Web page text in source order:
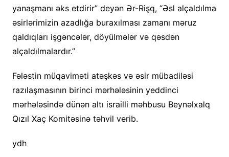
yanaşmanı əks etdirir” deyən Ər-Rişq, “Əsl alçaldılma
əsirlərimizin azadlığa buraxılması zamanı məruz
qaldıqları işgəncələr, döyülmələr və qəsdən
alçaldılmalardır.”
Fələstin müqaviməti atəşkəs və əsir mübadiləsi
razılaşmasının birinci mərhələsinin yeddinci
mərhələsində dünən altı israilli məhbusu Beynəlxalq
Qızıl Xaç Komitəsinə təhvil verib.
ydh